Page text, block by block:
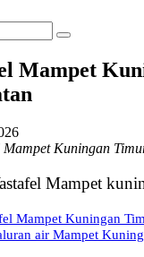
Mampet
Mampet Kuningan
Mampet
Mampet Kuningan
air Mampet